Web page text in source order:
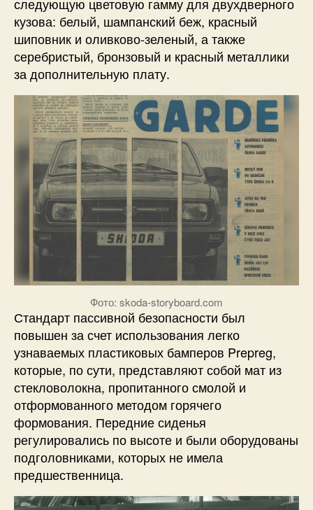
кузова: белый, шампанский беж, красный
шиповник и оливково-зеленый, а также
серебристый, бронзовый и красный металлики
за дополнительную плату.
Фото: skoda-storyboard.com
Стандарт пассивной безопасности был
повышен за счет использования легко
узнаваемых пластиковых бамперов Prepreg,
которые, по сути, представляют собой мат из
стекловолокна, пропитанного смолой и
отформованного методом горячего
формования. Передние сиденья
регулировались по высоте и были оборудованы
подголовниками, которых не имела
предшественница.